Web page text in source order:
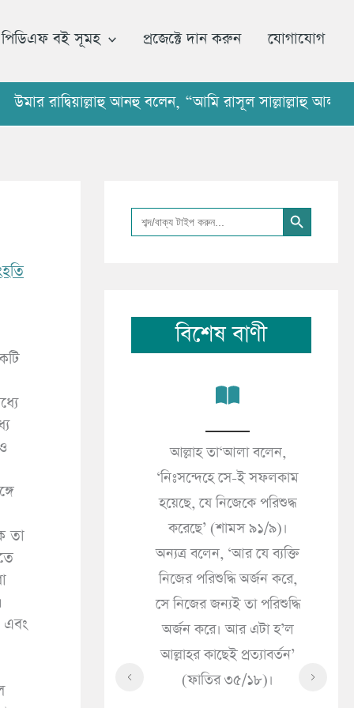
পিডিএফ বই সূমহ প্রজেক্টে দান করুন যোগাযোগ
আনহু বলেন, “আমি রাসূল সাল্লাল্লাহু আলাইহি
তা
এবং
Search
for:
Search Button
বিশেষ বাণী
জীবনই প্রকৃত
দুনিয়ার জীবন শুধু
মাত্র’ (ইমরান
আল্লাহ তা‘আলা বলেন,
‘নিঃসন্দেহে সে-ই সফলকাম
হয়েছে, যে নিজেকে পরিশুদ্ধ
করেছে’ (শামস ৯১/৯)।
অন্যত্র বলেন, ‘আর যে ব্যক্তি
নিজের পরিশুদ্ধি অর্জন করে,
সে নিজের জন্যই তা পরিশুদ্ধি
অর্জন করে। আর এটা হ’ল
আল্লাহর কাছেই প্রত্যাবর্তন’
(ফাতির ৩৫/১৮)।
ভ